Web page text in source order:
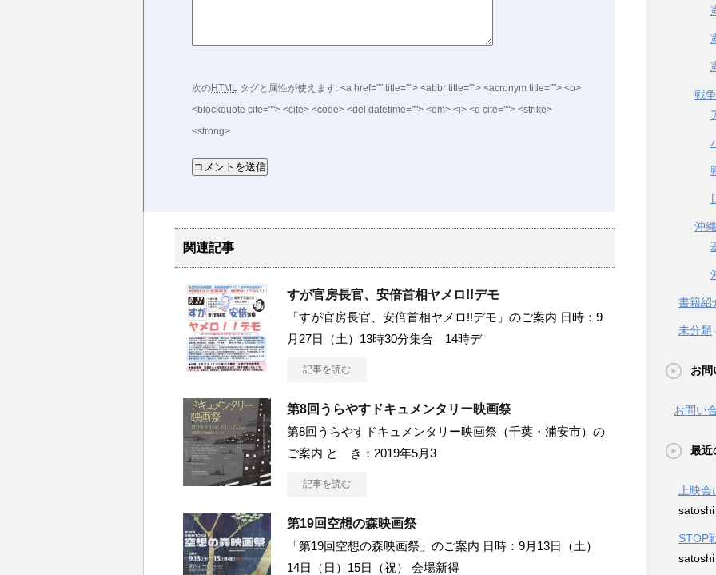
次のHTML タグと属性が使えます: <a href="" title=""> <abbr title=""> <acronym title=""> <b>
<blockquote cite=""> <cite> <code> <del datetime=""> <em> <i> <q cite=""> <strike>
<strong>
関連記事
すが官房長官、安倍首相ヤメロ!!デモ
「すが官房長官、安倍首相ヤメロ!!デモ」のご案内 日時：9
月27日（土）13時30分集合 14時デ
記事を読む
第8回うらやすドキュメンタリー映画祭
第8回うらやすドキュメンタリー映画祭（千葉・浦安市）の
ご案内 と き：2019年5月3
記事を読む
第19回空想の森映画祭
「第19回空想の森映画祭」のご案内 日時：9月13日（土）
14日（日）15日（祝） 会場新得
戦
沖
書籍紹
未分類
お問
お問い
最近
上映
STOP